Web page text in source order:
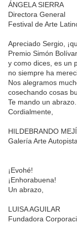
ÁNGELA SIERRA
Directora General
Festival de Arte
Apreciado Sergio,
Premio Simón
y como dices, es un
no siempre ha
Nos alegramos
cosechando cosas
Te mando un abrazo.
Cordialmente,
HILDEBRANDO
Galería Arte Autopista
¡Evohé!
¡Enhorabuena!
Un abrazo,
LUISA AGUILAR
Fundadora